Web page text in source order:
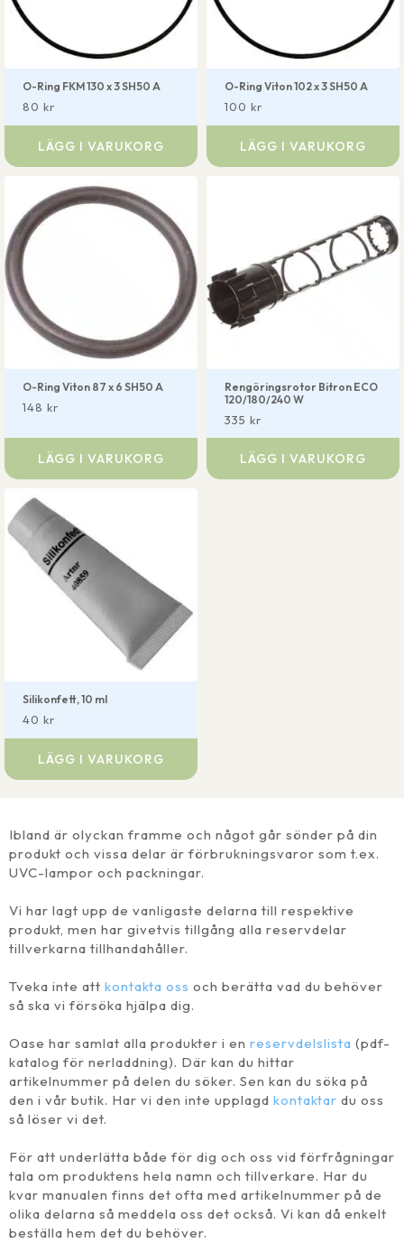
O-Ring FKM 130 x 3 SH50 A
80 kr
LÄGG I VARUKORG
O-Ring Viton 102 x 3 SH50 A
100 kr
LÄGG I VARUKORG
O-Ring Viton 87 x 6 SH50 A
148 kr
LÄGG I VARUKORG
Rengöringsrotor Bitron ECO
120/180/240 W
335 kr
LÄGG I VARUKORG
Silikonfett, 10 ml
40 kr
LÄGG I VARUKORG
Ibland är olyckan framme och något går sönder på din
produkt och vissa delar är förbrukningsvaror som t.ex.
UVC-lampor och packningar.
Vi har lagt upp de vanligaste delarna till respektive
produkt, men har givetvis tillgång alla reservdelar
tillverkarna tillhandahåller.
Tveka inte att kontakta oss och berätta vad du behöver
så ska vi försöka hjälpa dig.
Oase har samlat alla produkter i en reservdelslista (pdf-
katalog för nerladdning). Där kan du hittar
artikelnummer på delen du söker. Sen kan du söka på
den i vår butik. Har vi den inte upplagd kontaktar du oss
så löser vi det.
För att underlätta både för dig och oss vid förfrågningar
tala om produktens hela namn och tillverkare. Har du
kvar manualen finns det ofta med artikelnummer på de
olika delarna så meddela oss det också. Vi kan då enkelt
beställa hem det du behöver.